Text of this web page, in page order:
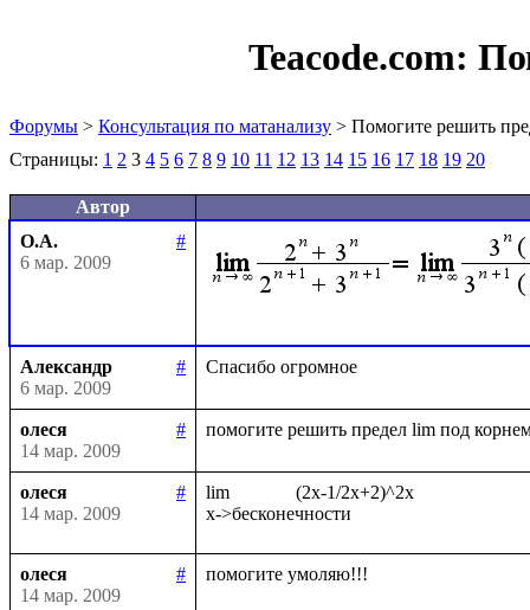
Teacode.com:
Форумы > Консультация по матанализу > Помогите решить
Страницы: 1 2 3 4 5 6 7 8 9 10 11 12 13 14 15 16 17 18 19 20
Автор
О.А.
#
6 мар. 2009
Александр
#
6 мар. 2009
олеся
#
14 мар. 2009
олеся
#
14 мар. 2009
lim              (2x-1/2x+2)^2x
олеся
#
14 мар. 2009